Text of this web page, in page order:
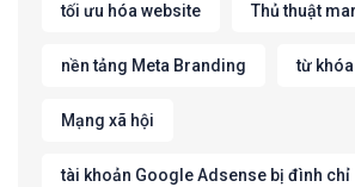
tối ưu hóa website Thủ thuật
nền tảng Meta Branding từ
Mạng xã hội
tài khoản Google Adsense bị đình chỉ